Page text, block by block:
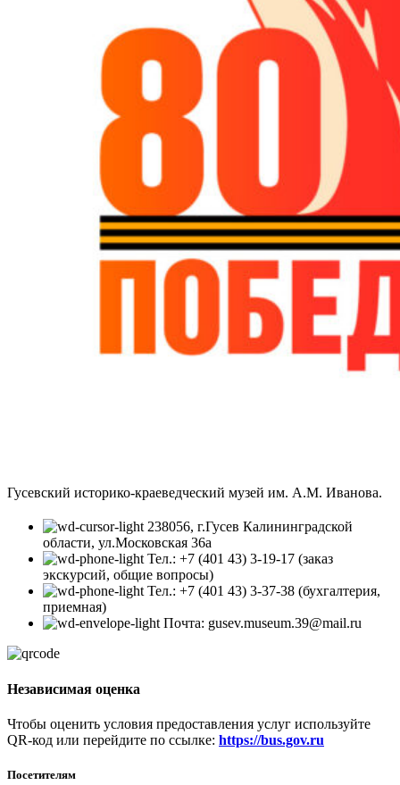
Гусевский историко-краеведческий музей им. А.М. Иванова.
238056, г.Гусев Калининградской
области, ул.Московская 36а
Тел.: +7 (401 43) 3-19-17 (заказ
экскурсий, общие вопросы)
Тел.: +7 (401 43) 3-37-38 (бухгалтерия,
приемная)
Почта: gusev.museum.39@mail.ru
Независимая оценка
Чтобы оценить условия предоставления услуг используйте
QR-код или перейдите по ссылке: https://bus.gov.ru
Посетителям